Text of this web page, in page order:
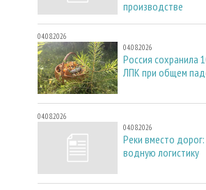
производстве
04.08.2026
04.08.2026
Россия сохранила
ЛПК при общем
04.08.2026
04.08.2026
Реки вместо
водную логистику